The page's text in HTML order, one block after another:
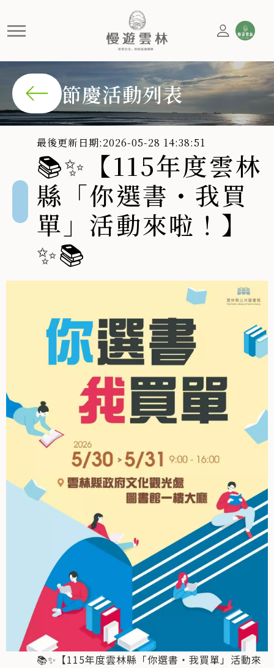
📚✨【115年度雲林縣「你選
📚✨【115年度雲林縣「你選書・我買單」活動來啦！】
節慶活動列表
最後更新日期:2026-05-28 14:38:51
📚✨【115年度雲林
縣「你選書・我買
單」活動來啦！】
✨📚
📚✨【115年度雲林縣「你選書・我買單」活動來